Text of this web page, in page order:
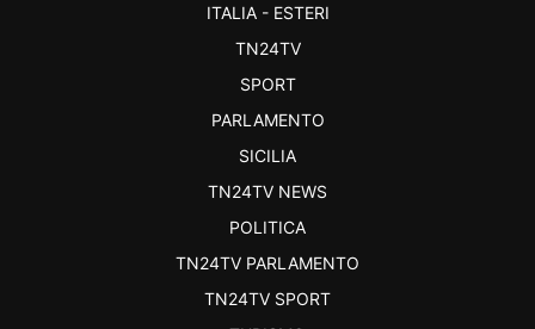
ITALIA - ESTERI
TN24TV
SPORT
PARLAMENTO
SICILIA
TN24TV NEWS
POLITICA
TN24TV PARLAMENTO
TN24TV SPORT